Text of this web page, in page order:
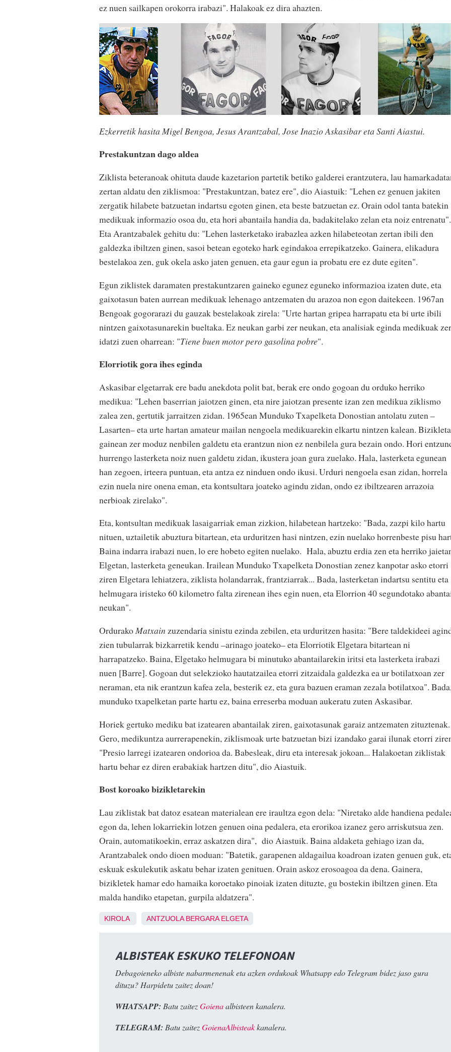
ez nuen sailkapen orokorra irabazi". Halakoak ez dira ahazten.
Ezkerretik hasita Migel Bengoa, Jesus Arantzabal, Jose Inazio Askasibar eta Santi Aiastui.
Prestakuntzan dago aldea
Ziklista beteranoak ohituta daude kazetarion partetik betiko galderei erantzutera, lau
zertan aldatu den ziklismoa: "Prestakuntzan, batez ere", dio Aiastuik: "Lehen ez genuen jakiten
zergatik hilabete batzuetan indartsu egoten ginen, eta beste batzuetan ez. Orain odol tanta batekin
medikuak informazio osoa du, eta hori abantaila handia da, badakitelako zelan eta noiz entrenatu".
Eta Arantzabalek gehitu du: "Lehen lasterketako irabazlea azken hilabeteotan zertan ibili den
galdezka ibiltzen ginen, sasoi betean egoteko hark egindakoa errepikatzeko. Gainera, elikadura
bestelakoa zen, guk okela asko jaten genuen, eta gaur egun ia probatu ere ez dute egiten".
Egun ziklistek daramaten prestakuntzaren gaineko egunez eguneko informazioa izaten dute, eta
gaixotasun baten aurrean medikuak lehenago antzematen du arazoa non egon daitekeen. 1967an
Bengoak gogorarazi du gauzak bestelakoak zirela: "Urte hartan gripea harrapatu eta bi urte ibili
nintzen gaixotasunarekin bueltaka. Ez neukan garbi zer neukan, eta analisiak eginda medikuak
idatzi zuen oharrean: "Tiene buen motor pero gasolina pobre".
Elorriotik gora ihes eginda
Askasibar elgetarrak ere badu anekdota polit bat, berak ere ondo gogoan du orduko herriko
medikua: "Lehen baserrian jaiotzen ginen, eta nire jaiotzan presente izan zen medikua ziklismo
zalea zen, gertutik jarraitzen zidan. 1965ean Munduko Txapelketa Donostian antolatu zuten –
Lasarten– eta urte hartan amateur mailan nengoela medikuarekin elkartu nintzen kalean. Bizikleta
gainean zer moduz nenbilen galdetu eta erantzun nion ez nenbilela gura bezain ondo. Hori
hurrengo lasterketa noiz nuen galdetu zidan, ikustera joan gura zuelako. Hala, lasterketa egunean
han zegoen, irteera puntuan, eta antza ez ninduen ondo ikusi. Urduri nengoela esan zidan, horrela
ezin nuela nire onena eman, eta kontsultara joateko agindu zidan, ondo ez ibiltzearen arrazoia
nerbioak zirelako".
Eta, kontsultan medikuak lasaigarriak eman zizkion, hilabetean hartzeko: "Bada, zazpi kilo hartu
nituen, uztailetik abuztura bitartean, eta urduritzen hasi nintzen, ezin nuelako horrenbeste pisu
Baina indarra irabazi nuen, lo ere hobeto egiten nuelako. Hala, abuztu erdia zen eta herriko
Elgetan, lasterketa geneukan. Irailean Munduko Txapelketa Donostian zenez kanpotar asko etorri
ziren Elgetara lehiatzera, ziklista holandarrak, frantziarrak... Bada, lasterketan indartsu sentitu eta
helmugara iristeko 60 kilometro falta zirenean ihes egin nuen, eta Elorrion 40 segundotako
neukan".
OrdurakoMatxain zuzendaria sinistu ezinda zebilen, eta urduritzen hasita: "Bere taldekideei
zien tubularrak bizkarretik kendu –arinago joateko– eta Elorriotik Elgetara bitartean ni
harrapatzeko. Baina, Elgetako helmugara bi minutuko abantailarekin iritsi eta lasterketa irabazi
nuen [Barre]. Gogoan dut selekzioko hautatzailea etorri zitzaidala galdezka ea ur botilatxoan zer
neraman, eta nik erantzun kafea zela, besterik ez, eta gura bazuen eraman zezala botilatxoa".
munduko txapelketan parte hartu ez, baina erreserba moduan aukeratu zuten Askasibar.
Horiek gertuko mediku bat izatearen abantailak ziren, gaixotasunak garaiz antzematen zituztenak.
Gero, medikuntza aurrerapenekin, ziklismoak urte batzuetan bizi izandako garai ilunak etorri
"Presio larregi izatearen ondorioa da. Babesleak, diru eta interesak jokoan... Halakoetan ziklistak
hartu behar ez diren erabakiak hartzen ditu", dio Aiastuik.
Bost koroako bizikletarekin
Lau ziklistak bat datoz esatean materialean ere iraultza egon dela: "Niretako alde handiena
egon da, lehen lokarriekin lotzen genuen oina pedalera, eta erorikoa izanez gero arriskutsua zen.
Orain, automatikoekin, erraz askatzen dira", dio Aiastuik. Baina aldaketa gehiago izan da,
Arantzabalek ondo dioen moduan: "Batetik, garapenen aldagailua koadroan izaten genuen guk,
eskuak eskulekutik askatu behar izaten genituen. Orain askoz erosoagoa da dena. Gainera,
bizikletek hamar edo hamaika koroetako pinoiak izaten dituzte, gu bostekin ibiltzen ginen. Eta
malda handiko etapetan, gurpila aldatzera".
KIROLA ANTZUOLA BERGARA ELGETA
ALBISTEAK ESKUKO TELEFONOAN
Debagoieneko albiste nabarmenenak eta azken ordukoak Whatsapp edo Telegram bidez jaso gura
dituzu? Harpidetu zaitez doan!
WHATSAPP: Batu zaitezGoienaalbisteen kanalera.
TELEGRAM: Batu zaitezGoienaAlbisteakkanalera.